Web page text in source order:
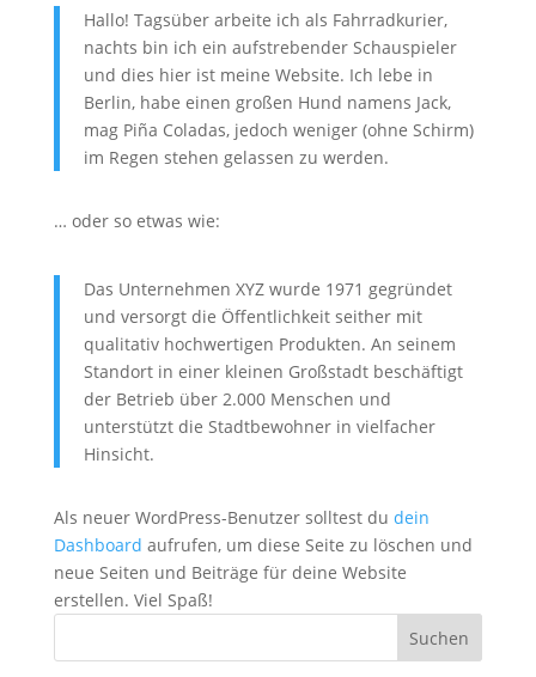
Hallo! Tagsüber arbeite ich als Fahrradkurier,
nachts bin ich ein aufstrebender Schauspieler
und dies hier ist meine Website. Ich lebe in
Berlin, habe einen großen Hund namens Jack,
mag Piña Coladas, jedoch weniger (ohne Schirm)
im Regen stehen gelassen zu werden.
… oder so etwas wie:
Das Unternehmen XYZ wurde 1971 gegründet
und versorgt die Öffentlichkeit seither mit
qualitativ hochwertigen Produkten. An seinem
Standort in einer kleinen Großstadt beschäftigt
der Betrieb über 2.000 Menschen und
unterstützt die Stadtbewohner in vielfacher
Hinsicht.
Als neuer WordPress-Benutzer solltest du dein
Dashboard aufrufen, um diese Seite zu löschen und
neue Seiten und Beiträge für deine Website
erstellen. Viel Spaß!
Suchen